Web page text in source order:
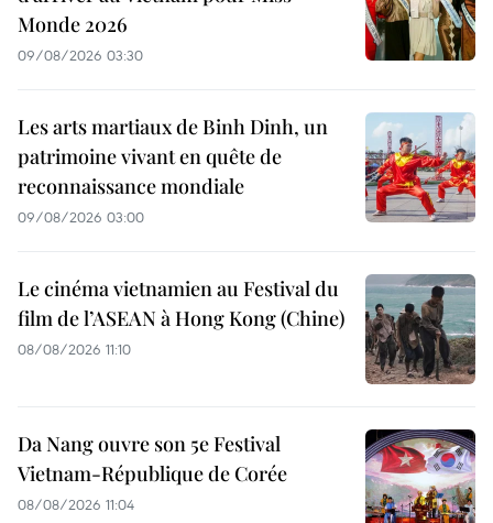
Monde 2026
09/08/2026 03:30
Les arts martiaux de Binh Dinh, un
patrimoine vivant en quête de
reconnaissance mondiale
09/08/2026 03:00
Le cinéma vietnamien au Festival du
film de l’ASEAN à Hong Kong (Chine)
08/08/2026 11:10
Da Nang ouvre son 5e Festival
Vietnam-République de Corée
08/08/2026 11:04